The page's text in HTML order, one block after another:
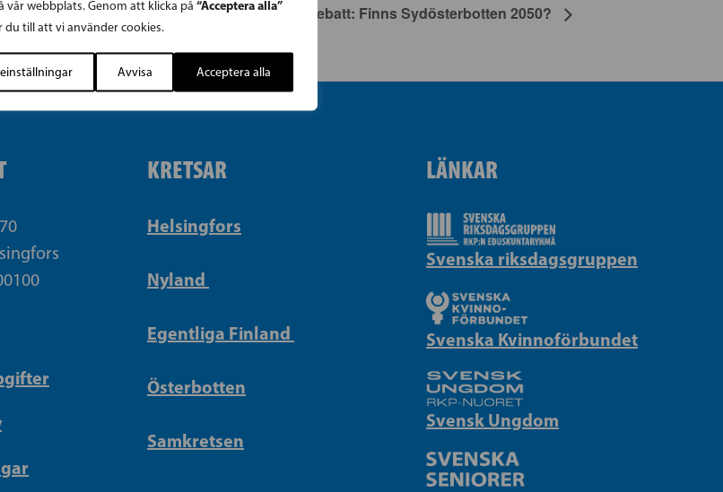
vår webbplats. Genom att klicka på “Acceptera alla”
du till att vi använder cookies.
Avvisa Acceptera alla
för Finland ÖSTERBOTTEN: Debatt: Finns Sydösterbotten 2050?
KRETSAR
Helsingfors
Nyland
Egentliga Finland
Österbotten
Samkretsen
LÄNKAR
Svenska riksdagsgruppen
Svenska Kvinnoförbundet
Svensk Ungdom